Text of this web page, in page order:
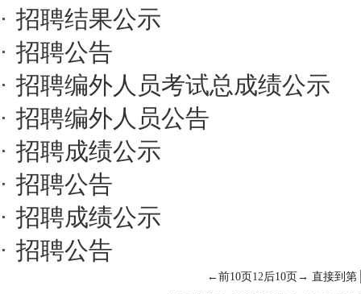
招聘结果公示
招聘公告
招聘编外人员考试总成绩公示
招聘编外人员公告
招聘成绩公示
招聘公告
招聘成绩公示
招聘公告
←前10页12后10页→ 直接到第